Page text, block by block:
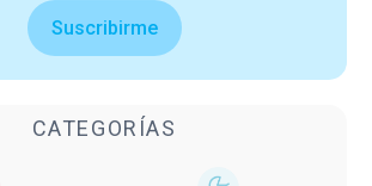
Suscribirme
CATEGORÍAS